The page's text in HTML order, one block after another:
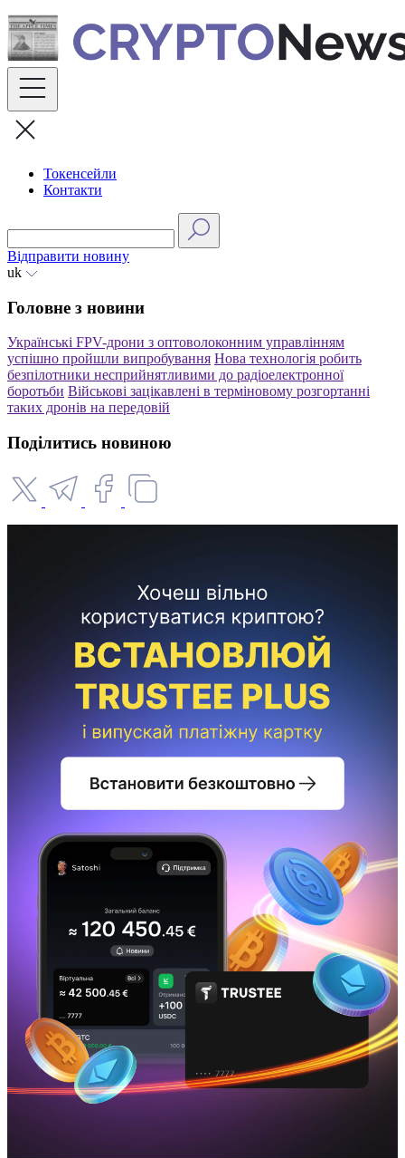
Skip
to
content
Токенсейли
Контакти
Відправити новину
uk
Головне з новини
Українські FPV-дрони з оптоволоконним управлінням
успішно пройшли випробування Нова технологія робить
безпілотники несприйнятливими до радіоелектронної
боротьби Військові зацікавлені в терміновому розгортанні
таких дронів на передовій
Поділитись новиною